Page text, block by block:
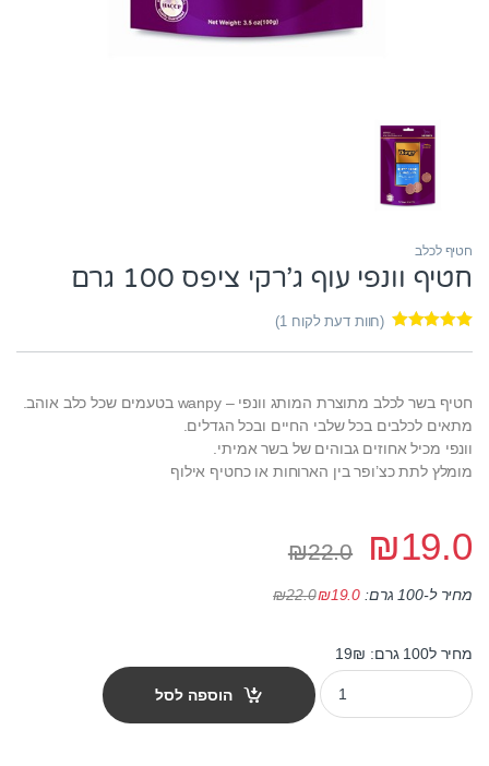
חטיף לכלב
חטיף וונפי עוף ג’רקי ציפס 100 גרם
מתוך 5 מבוסס
(חוות דעת לקוח 1
)
חטיף בשר לכלב מתוצרת המותג וונפי – wanpy בטעמים שכל כלב אוהב.
מתאים לכלבים בכל שלבי החיים ובכל הגדלים.
וונפי מכיל אחוזים גבוהים של בשר אמיתי.
מומלץ לתת כצ’ופר בין הארוחות או כחטיף אילוף
₪19.0
₪22.0
מחיר ל-100 גרם: ₪22.0₪19.0
מחיר ל100 גרם: 19₪
חטיף וונפי עוף ג'רקי ציפס 100 גרם quantity
הוספה לסל